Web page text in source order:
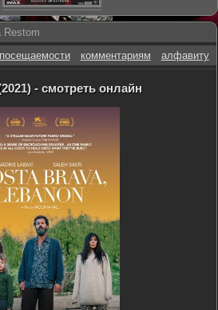
Restom
посещаемости комментариям алфавиту
- смотреть онлайн